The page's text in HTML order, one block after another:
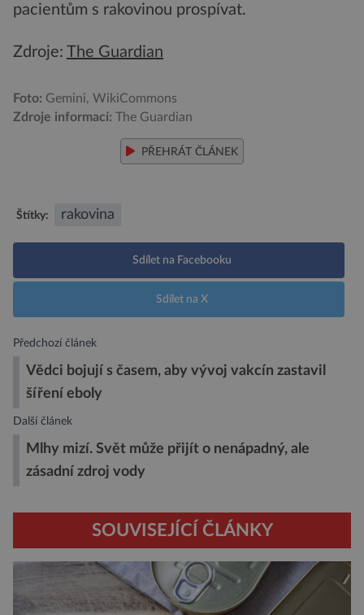
pacientům s rakovinou prospívat.
Zdroje: The Guardian
Foto: Gemini, WikiCommons
Zdroje informací: The Guardian
PŘEHRÁT ČLÁNEK
Štítky: rakovina
Sdílet na Facebooku
Sdílet na X
Předchozí článek
Vědci bojují s časem, aby vývoj vakcín zastavil
šíření eboly
Další článek
Mlhy mizí. Svět může přijít o nenápadný, ale
zásadní zdroj vody
SOUVISEJÍCÍ ČLÁNKY